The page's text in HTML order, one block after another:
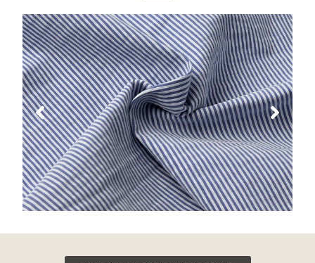
KÉK CSÍKOS BENGALIN